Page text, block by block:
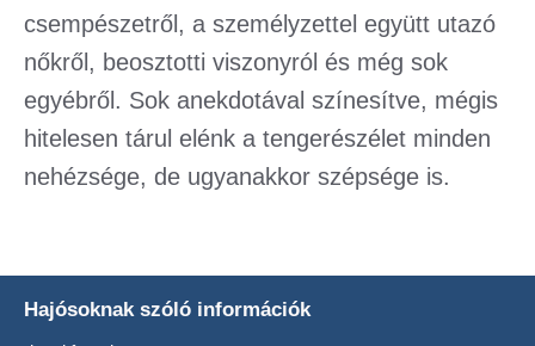
csempészetről, a személyzettel együtt utazó
nőkről, beosztotti viszonyról és még sok
egyébről. Sok anekdotával színesítve, mégis
hitelesen tárul elénk a tengerészélet minden
nehézsége, de ugyanakkor szépsége is.
Hajósoknak szóló információk